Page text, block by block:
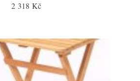
2 318 Kč